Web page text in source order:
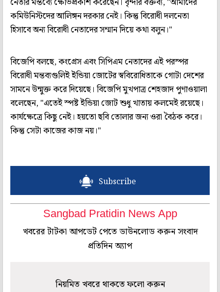
কমিউনিস্টদের আলিঙ্গন দরকার নেই। কিন্তু বিরোধী দলনেতা
হিসাবে অন্য বিরোধী নেতাদের সম্মান দিয়ে কথা বলুন।"
বিজেপি বলছে, কংগ্রেস এবং সিপিএম নেতাদের এই পরস্পর
বিরোধী মন্তব্যগুলিই ইন্ডিয়া জোটের স্ববিরোধিতাকে গোটা দেশের
সামনে উন্মুক্ত করে দিয়েছে। বিজেপি মুখপাত্র শেহজাদ পুণাওয়ালা
বলেছেন, "এতেই স্পষ্ট ইন্ডিয়া জোট শুধু খাতায় কলমেই রয়েছে।
কার্যক্ষেত্রে কিছু নেই। হয়তো ছবি তোলার জন্য ওরা বৈঠক করে।
কিন্তু সেটা কাজের কাজ নয়।"
Subscribe
Sangbad Pratidin News App
খবরের টাটকা আপডেট পেতে ডাউনলোড করুন সংবাদ
প্রতিদিন অ্যাপ
নিয়মিত খবরে থাকতে ফলো করুন